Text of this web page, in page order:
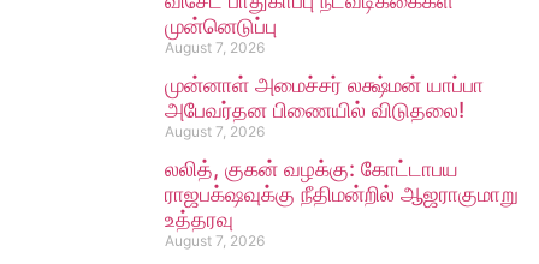
முன்னெடுப்பு
August 7, 2026
முன்னாள் அமைச்சர் லக்ஷ்மன் யாப்பா
அபேவர்தன பிணையில் விடுதலை!
August 7, 2026
லலித், குகன் வழக்கு: கோட்டாபய
ராஜபக்‌ஷவுக்கு நீதிமன்றில் ஆஜராகுமாறு
உத்தரவு
August 7, 2026